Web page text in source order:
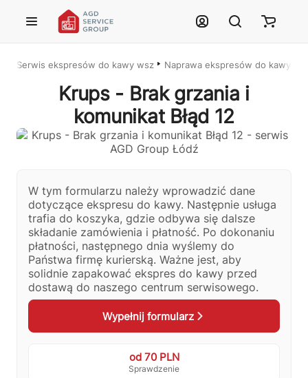
Przejdź do treści głównej
Serwis ekspresów do kawy wszystkich marek – Łódź i cała Polska
Naprawa ekspresów do kawy w
Krups - Brak grzania i
komunikat Błąd 12
W tym formularzu należy wprowadzić dane
dotyczące ekspresu do kawy. Następnie usługa
trafia do koszyka, gdzie odbywa się dalsze
składanie zamówienia i płatność. Po dokonaniu
płatności, następnego dnia wyślemy do
Państwa firmę kurierską. Ważne jest, aby
solidnie zapakować ekspres do kawy przed
dostawą do naszego centrum serwisowego.
Wypełnij formularz
od 70 PLN
Sprawdzenie
AGD Group • eksperci od ekspresów
☕
Cześć! Jestem Justyna
Pomogę Ci z ekspresem do kawy — sprawdzenie, naprawa, części
zamienne lub złożenie zamówienia.
💰Ile kosztuje naprawa? ☕Ekspres nie działa